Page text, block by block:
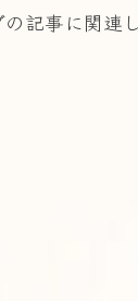
記事に関連